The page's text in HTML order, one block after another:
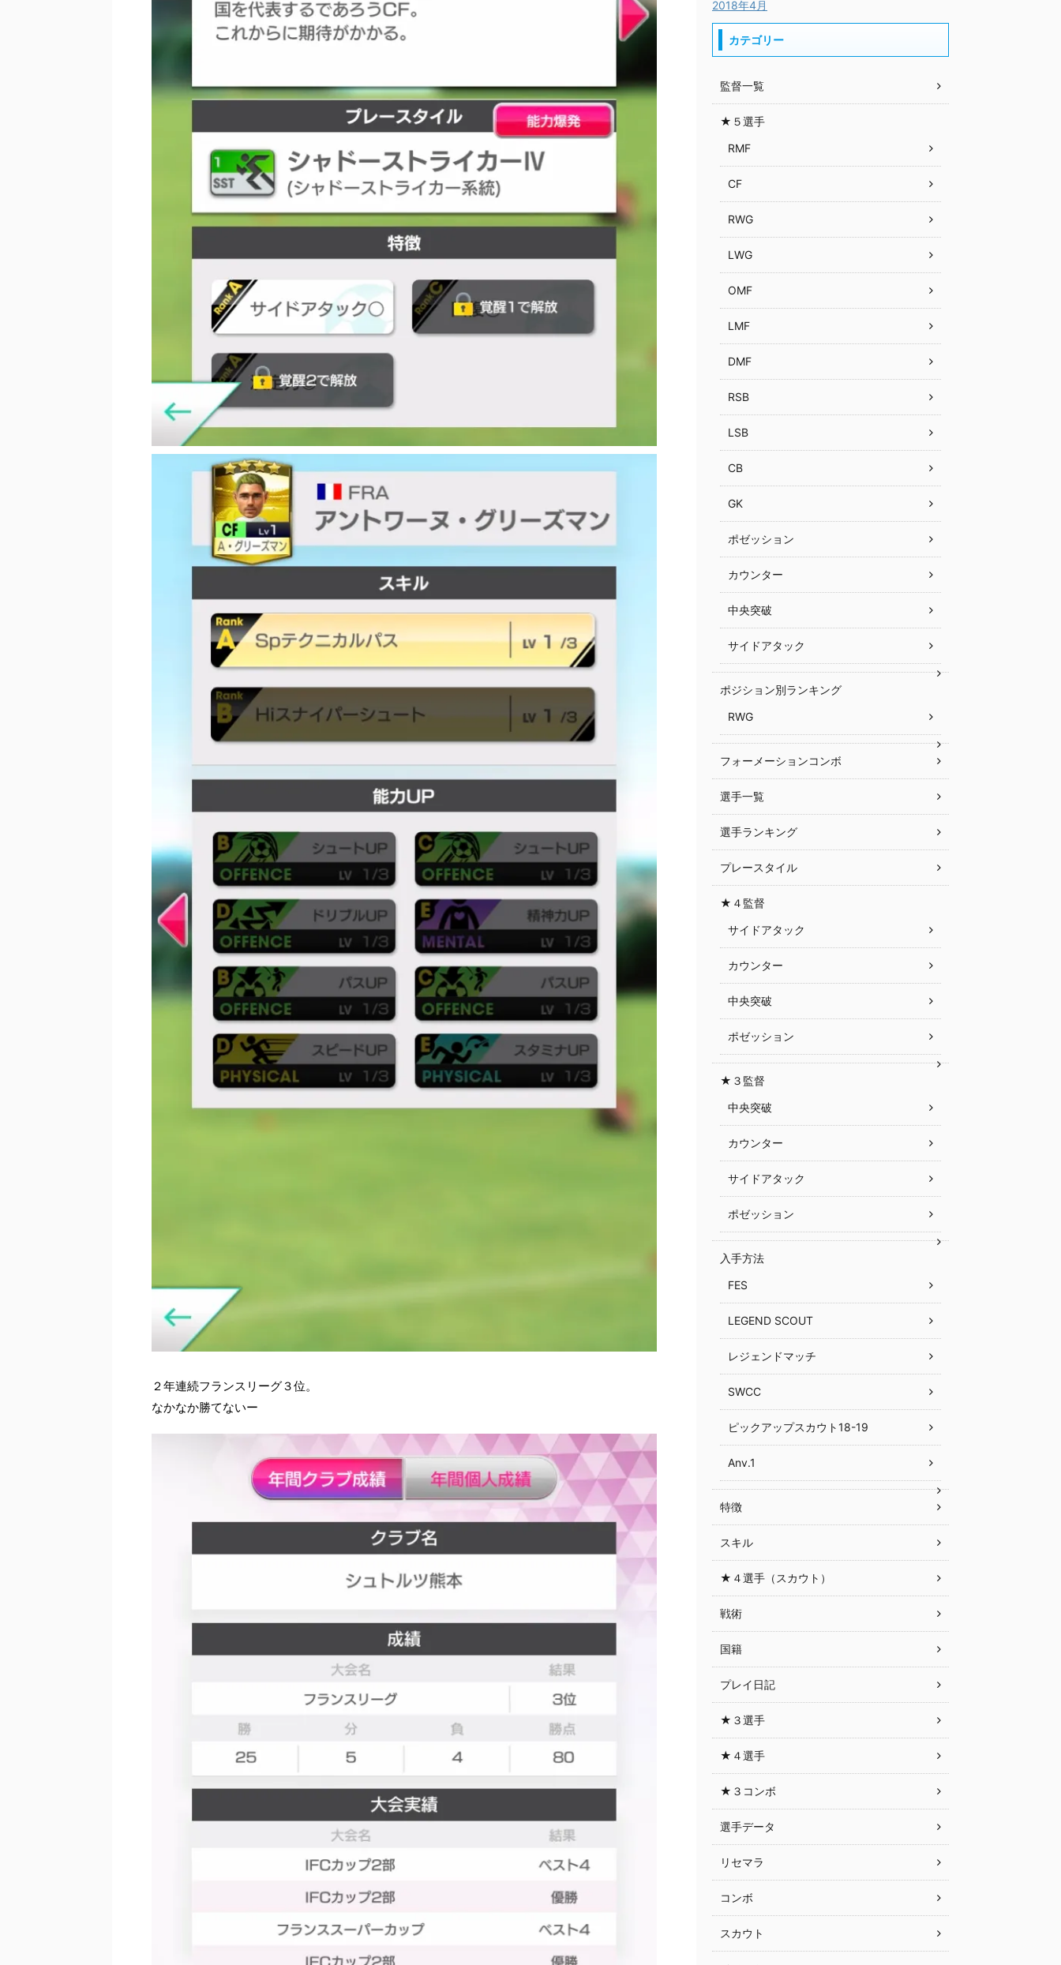
２年連続フランスリーグ３位。
なかなか勝てないー
2018年4月
カテゴリー
監督一覧
★５選手
RMF
CF
RWG
LWG
OMF
LMF
DMF
RSB
LSB
CB
GK
ポゼッション
カウンター
中央突破
サイドアタック
ポジション別ランキング
RWG
フォーメーションコンボ
選手一覧
選手ランキング
プレースタイル
★４監督
サイドアタック
カウンター
中央突破
ポゼッション
★３監督
中央突破
カウンター
サイドアタック
ポゼッション
入手方法
FES
LEGEND SCOUT
レジェンドマッチ
SWCC
ピックアップスカウト18-19
Anv.1
特徴
スキル
★４選手（スカウト）
戦術
国籍
プレイ日記
★３選手
★４選手
★３コンボ
選手データ
リセマラ
コンボ
スカウト